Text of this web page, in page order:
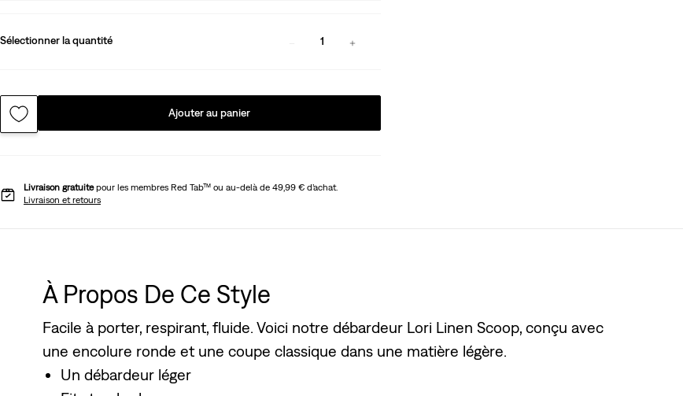
Sélectionner la quantité 1
Ajouter au panier
Livraison gratuitepour les membres Red Tab™ ou au-delà de 49,99 € d’achat.
Livraison et retours
À Propos De Ce Style
Facile à porter, respirant, fluide. Voici notre débardeur Lori Linen Scoop, conçu avec
une encolure ronde et une coupe classique dans une matière légère.
Un débardeur léger